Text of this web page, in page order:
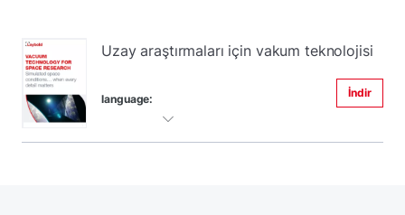
Uzay araştırmaları için vakum teknolojisi
language: İndir